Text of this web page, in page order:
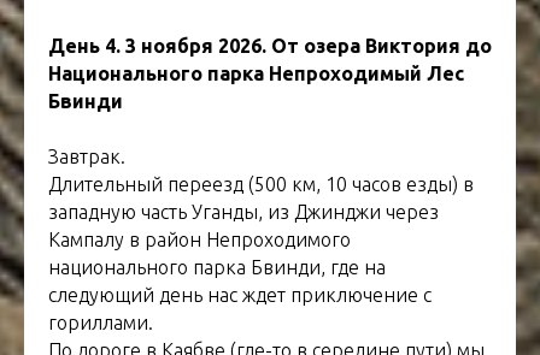
День 4. 3 ноября 2026. От озера Виктория до
Национального парка Непроходимый Лес
Бвинди
Завтрак.
Длительный переезд (500 км, 10 часов езды) в
западную часть Уганды, из Джинджи через
Кампалу в район Непроходимого
национального парка Бвинди, где на
следующий день нас ждет приключение с
гориллами.
По дороге в Каябве (где-то в середине пути) мы